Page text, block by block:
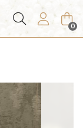
Buscar 0